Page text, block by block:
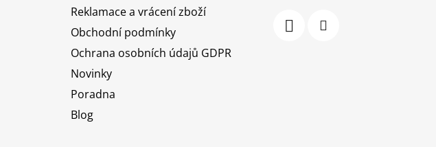
Reklamace a vrácení zboží
Obchodní podmínky
Ochrana osobních údajů GDPR
Novinky
Poradna
Blog